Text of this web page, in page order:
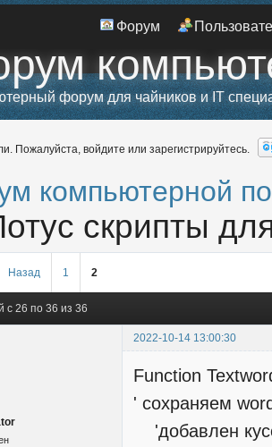
Форум
форум для чайников и IT
Пожалуйста, войдите или зарегистрируйтесь.
компьютерной
скрипты
Назад 1 2
26 по 36 из 36
2022-10-14 13:00:30
Function
' сохраняем
'добавлен